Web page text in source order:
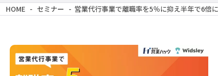
HOME - セミナー - 営業代行事業で離職率を5％に抑え半年で6倍